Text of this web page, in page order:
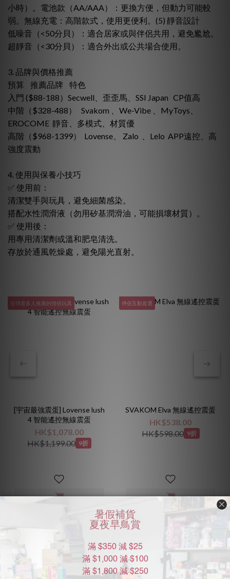
小時）。電池款（AA/AAA）：更換方便，但動力可能較
弱。無線充電：高階款式，使用更便利。(5) 靜音設計
低噪音（<50分貝）：適合居家或與伴侶共用，避免尷尬。
超靜音（<30分貝）：適合外出或公共場合使用。
3. 品牌與價格推薦
預算 推薦品牌 特色
入門 ($88-188）Secwell、歪歪馬、SSI Japan CP值高
中階（$328-488） Svakom 、We-Vibe 、MyToys、
EROCOME 靜音、多模式、材質優
高階（$968-1399） Lovense、 Zalo 、Lelo APP遠控、高
強度震動
4. 使用與保養小技巧
✅ 使用前：
清潔雙手與玩具，避免細菌感染。
搭配水性潤滑液（勿用矽基潤滑油，可能損壞材質）。
✅ 使用後：
用專用清潔劑或溫和肥皂清洗。
存放於通風乾燥處，避免陽光直射。
全球最多人推薦的情侶玩具
[宇宙最強震蛋] Lovense lush
4 智能遙控無線震蛋
HK$1,078.00
HK$1,199.00 9折
伴侶互動首選
SVAKOM Elva 無線遙控震蛋
HK$538.00
HK$598.00 9折
查看更多